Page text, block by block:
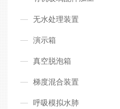
无水处理装置
演示箱
真空脱泡箱
梯度混合装置
呼吸模拟水肺